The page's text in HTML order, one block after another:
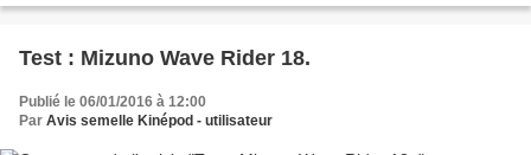
Test : Mizuno Wave Rider 18.
Publié le 06/01/2016 à 12:00
Par Avis semelle Kinépod - utilisateur